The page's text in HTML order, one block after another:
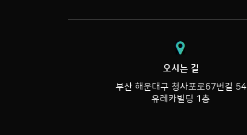
오시는 길
부산 해운대구 청사포로67번길 54
유레카빌딩 1층